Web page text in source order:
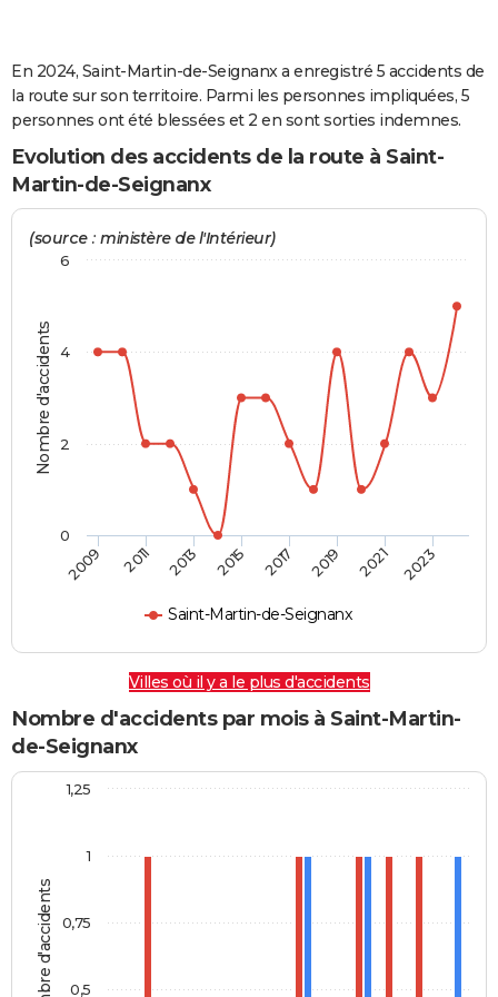
GUIDES D'ACHAT
BONS PLANS
CARTE DE VOEUX
Carte Saint-Valentin
Carte d'anniversaire
DICTIONNAIRE
Dictionnaire
Biographies
Citations
Expressions
Proverbes
PROGRAMME TV
S'inscrire
Se connecter
Lycées
Collèges
Primaires
Universités
Entreprises
Service militaire
Avis de recherche
AVIS DE DÉCÈS
FORUM
Bricolage
Lifestyle
Culture
Sport
Auto
Television
Voyage
Cinema
En 2024, Saint-Martin-de-Seignanx a enregistré 5 accidents de
la route sur son territoire. Parmi les personnes impliquées, 5
personnes ont été blessées et 2 en sont sorties indemnes.
Evolution des accidents de la route à Saint-
Martin-de-Seignanx
Nombre d'accidents
(source : ministère de l'Intérieur)
Saint-Martin-de-Seignanx
2009 2011 2013 2015 2017 2019 2021 2023
0
2
4
6
Villes où il y a le plus d'accidents
Nombre d'accidents par mois à Saint-Martin-
de-Seignanx
Nombre d'accidents
1
0,5
0,75
1,25